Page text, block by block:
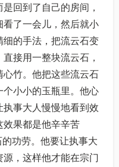
回到了自己的房间，
了一会儿，然后就小
的手法，把流云石变
接用一整块流云石，
竹。他把这些流云石
小小的玉瓶里。他心
事大人慢慢地看到效
果都是他辛辛苦
功劳。他要让执事大
，这样他才能在宗门